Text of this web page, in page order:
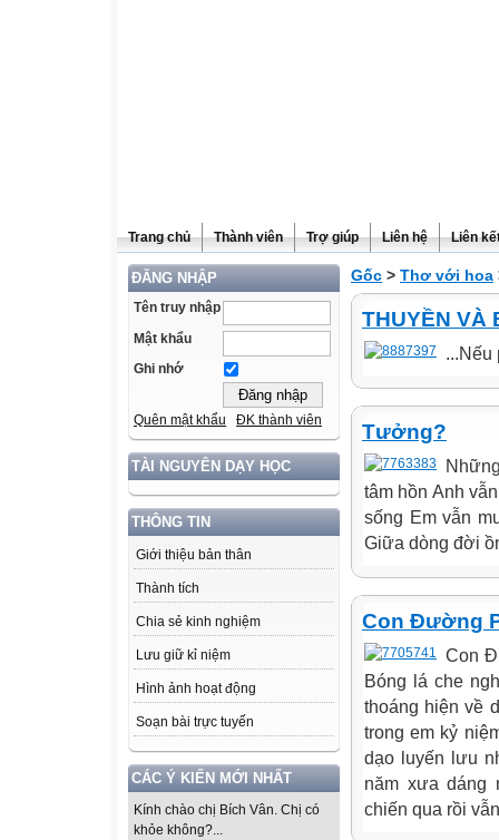
Trang chủ Thành viên Trợ giúp Liên hệ Liên
ĐĂNG NHẬP
Tên truy nhập
Mật khẩu
Ghi nhớ
Quên mật khẩu ĐK thành viên
TÀI NGUYÊN DẠY HỌC
THÔNG TIN
Giới thiệu bản thân
Thành tích
Chia sẻ kinh nghiệm
Lưu giữ kỉ niệm
Hình ảnh hoạt động
Soạn bài trực tuyến
CÁC Ý KIẾN MỚI NHẤT
Kính chào chị Bích Vân. Chị có
khỏe không?...
Gốc > Thơ với hoa
THUYỀN VÀ
...Nếu
Tưởng?
tâm hồn Anh
sống Em vẫn
Giữa dòng đời
Con Đường
Con
Bóng lá che
thoáng hiện về
trong em kỷ
dạo luyến lưu
năm xưa dáng
chiến qua rồi